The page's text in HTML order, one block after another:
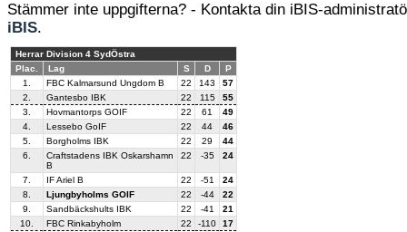
Stämmer inte uppgifterna? - Kontakta din iBIS-
iBIS.
Herrar Division 4 SydÖstra
Plac.
Lag S D P
1. FBC Kalmarsund Ungdom B 22 143
57
2.
Gantesbo IBK 22 115
55
3.
Hovmantorps GOIF 22 61
49
4.
Lessebo GoIF 22 44
46
5.
Borgholms IBK 22 29
44
6.
Craftstadens IBK Oskarshamn
B
22 -35 24
7. IF Ariel B 22 -51
24
8.
Ljungbyholms GOIF 22 -44
22
9.
Sandbäckshults IBK 22 -41
21
10.
FBC Rinkabyholm 22 -110
17